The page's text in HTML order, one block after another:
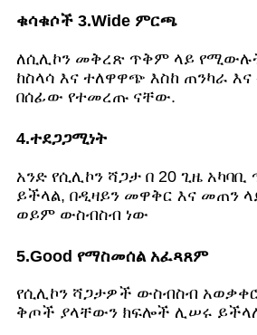
ቁሳቁሶች 3.Wide ምርጫ
ለሲሊኮን መቅረጽ ጥቅም ላይ
ከስላሳ እና ተለዋዋጭ እስከ ጠንካራ
በሰፊው የተመረጡ ናቸው.
4.ተደጋጋሚነት
አንድ የሲሊኮን ሻጋታ በ 20 ጊዜ
ይችላል, በዲዛይን መዋቅር እና መጠን
ወይም ውስብስብ ነው
5.Good የማስመሰል አፈጻጸም
የሲሊኮን ሻጋታዎች ውስብስብ
ቅጦች ያላቸውን ክፍሎች ሊሠሩ